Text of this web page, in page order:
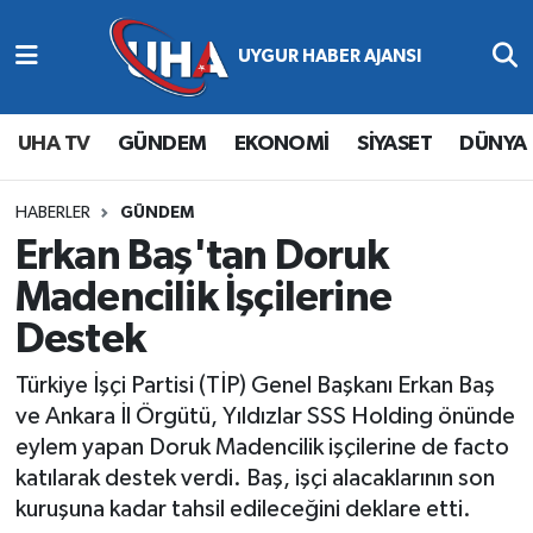
UHA TV GÜNDEM EKONOMİ SİYASET DÜNYA
HABERLER GÜNDEM
Erkan Baş'tan Doruk
Madencilik İşçilerine
Destek
Türkiye İşçi Partisi (TİP) Genel Başkanı Erkan Baş
ve Ankara İl Örgütü, Yıldızlar SSS Holding önünde
eylem yapan Doruk Madencilik işçilerine de facto
katılarak destek verdi. Baş, işçi alacaklarının son
kuruşuna kadar tahsil edileceğini deklare etti.
Abone Ol
Gündem
Ekonomi
Magazin
Siyaset
Spor
Yaşam
Nöbetçi Eczaneler
Hava Durumu
Namaz Vakitleri
Trafik Durumu
Süper Lig Puan Durumu ve Fikstür
Tüm Manşetler
Son Dakika Haberleri
Haber Arşivi